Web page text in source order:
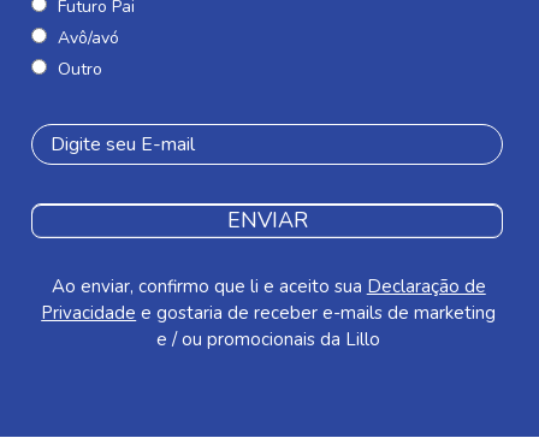
Futuro Pai
Avô/avó
Outro
ENVIAR
Ao enviar, confirmo que li e aceito sua Declaração de
Privacidade e gostaria de receber e-mails de marketing
e / ou promocionais da Lillo